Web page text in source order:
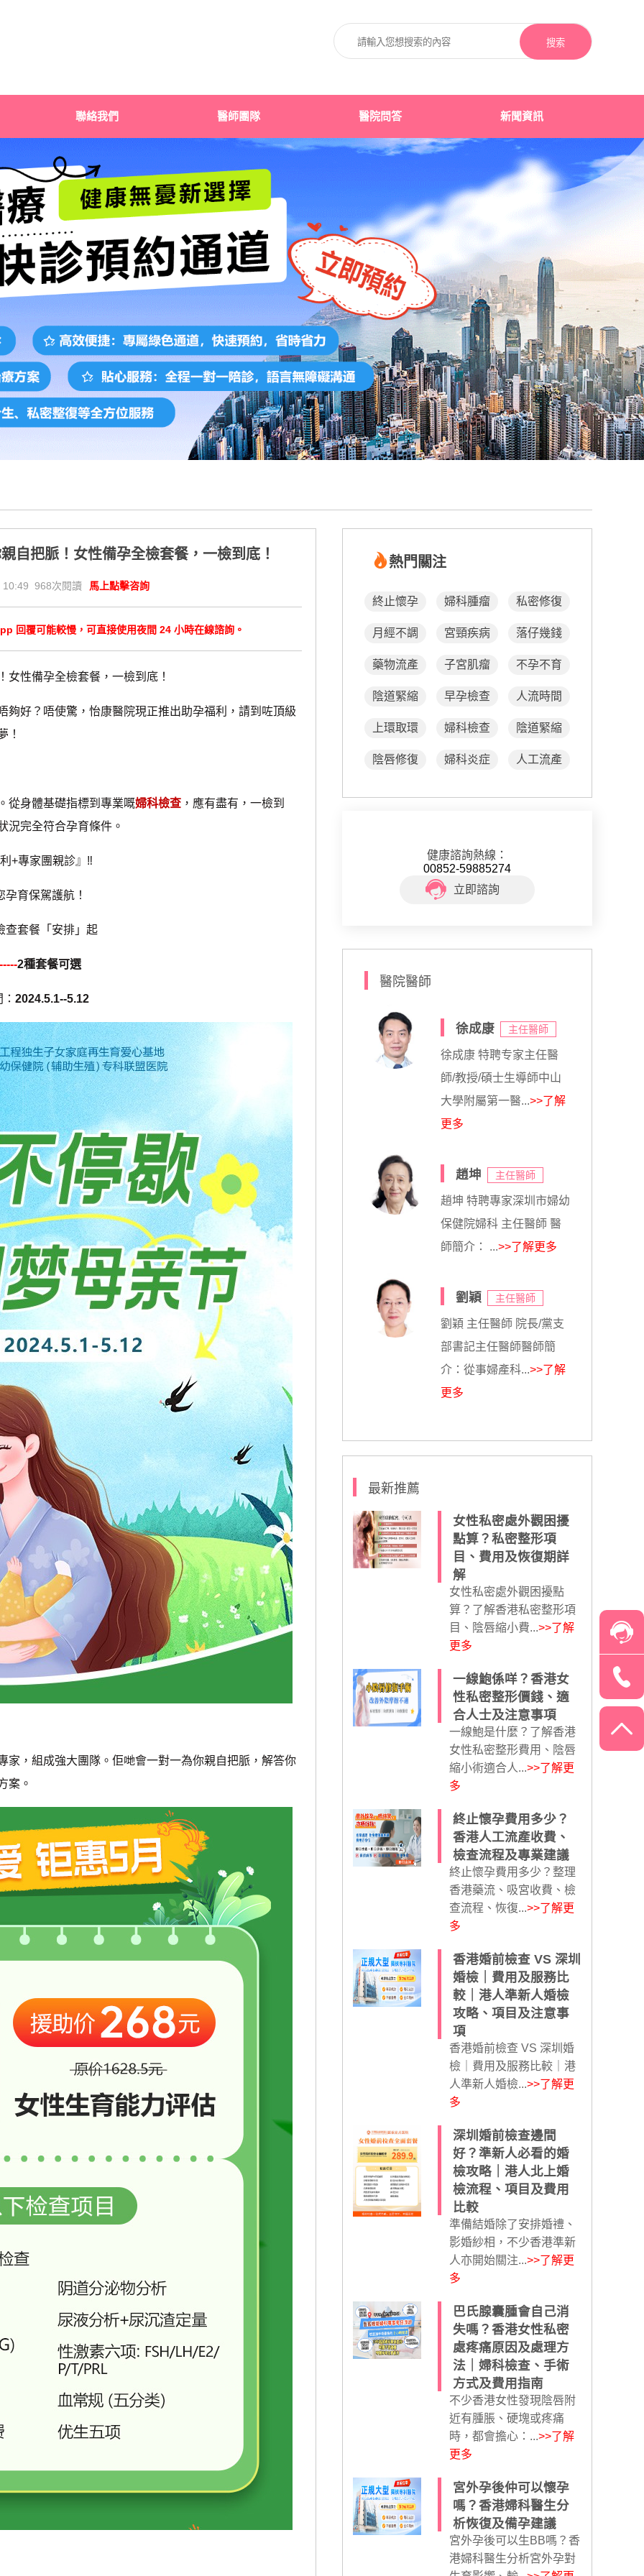
搜索
聯絡我們 醫師團隊 醫院問答 新聞資訊
自把脈！女性備孕全檢套餐，一檢到底！
10:49 968次閱讀 馬上點擊咨詢
回覆可能較慢，可直接使用夜間 24 小時在線諮詢。
性備孕全檢套餐，一檢到底！
？唔使驚，怡康醫院現正推出助孕福利，請到咗頂級
！
身體基礎指標到專業嘅婦科檢查 ，應有盡有，一檢到
況完全符合孕育條件。
+專家團親診』‼
孕育保駕護航！
查套餐「安排」起
2種套餐可選
2024.5.1--5.12
組成強大團隊。佢哋會一對一為你親自把脈，解答你
案。
熱門關注
終止懷孕 婦科腫瘤 私密修復
月經不調 宮頸疾病 落仔幾錢
藥物流產 子宮肌瘤 不孕不育
陰道緊縮 早孕檢查 人流時間
上環取環 婦科檢查 陰道緊縮
陰唇修復 婦科炎症 人工流產
健康諮詢熱線：
00852-59885274
立即諮詢
醫院醫師
徐成康 主任醫師
徐成康 特聘专家主任醫
師/教授/碩士生導師中山
大學附屬第一醫...>>了解
更多
趙坤 主任醫師
趙坤 特聘專家深圳市婦幼
保健院婦科 主任醫師 醫
師簡介： ...>>了解更多
劉穎 主任醫師
劉穎 主任醫師 院長/黨支
部書記主任醫師醫師簡
介：從事婦產科...>>了解
更多
最新推薦
女性私密處外觀困擾
點算？私密整形項
目、費用及恢復期詳
解
女性私密處外觀困擾點
算？了解香港私密整形項
目、陰唇縮小費...>>了解
更多
一線鮑係咩？香港女
性私密整形價錢、適
合人士及注意事項
一線鮑是什麼？了解香港
女性私密整形費用、陰唇
縮小術適合人...>>了解更
多
終止懷孕費用多少？
香港人工流產收費、
檢查流程及專業建議
終止懷孕費用多少？整理
香港藥流、吸宮收費、檢
查流程、恢復...>>了解更
多
香港婚前檢查 VS 深圳
婚檢｜費用及服務比
較｜港人準新人婚檢
攻略、項目及注意事
項
香港婚前檢查 VS 深圳婚
檢｜費用及服務比較｜港
人準新人婚檢...>>了解更
多
深圳婚前檢查邊間
好？準新人必看的婚
檢攻略｜港人北上婚
檢流程、項目及費用
比較
準備結婚除了安排婚禮、
影婚紗相，不少香港準新
人亦開始關注...>>了解更
多
巴氏腺囊腫會自己消
失嗎？香港女性私密
處疼痛原因及處理方
法｜婦科檢查、手術
方式及費用指南
不少香港女性發現陰唇附
近有腫脹、硬塊或疼痛
時，都會擔心：...>>了解
更多
宮外孕後仲可以懷孕
嗎？香港婦科醫生分
析恢復及備孕建議
宮外孕後可以生BB嗎？香
港婦科醫生分析宮外孕對